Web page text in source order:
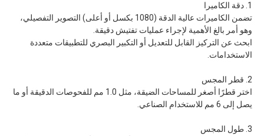
1. دقة الكاميرا
تضمن الكاميرات عالية الدقة (1080 بكسل أو أعلى) التصوير التفصيلي،
وهو أمر بالغ الأهمية لإجراء عمليات تفتيش دقيقة.
ابحث عن التركيز القابل للتعديل أو التكبير البصري للتطبيقات متعددة
الاستخدامات.
2. قطر المجس
اختر قطرًا أصغر للمساحات الضيقة، مثل 1.0 مم للفحوصات الدقيقة أو ما
يصل إلى 6 مم للاستخدام الصناعي.
3. طول المجس